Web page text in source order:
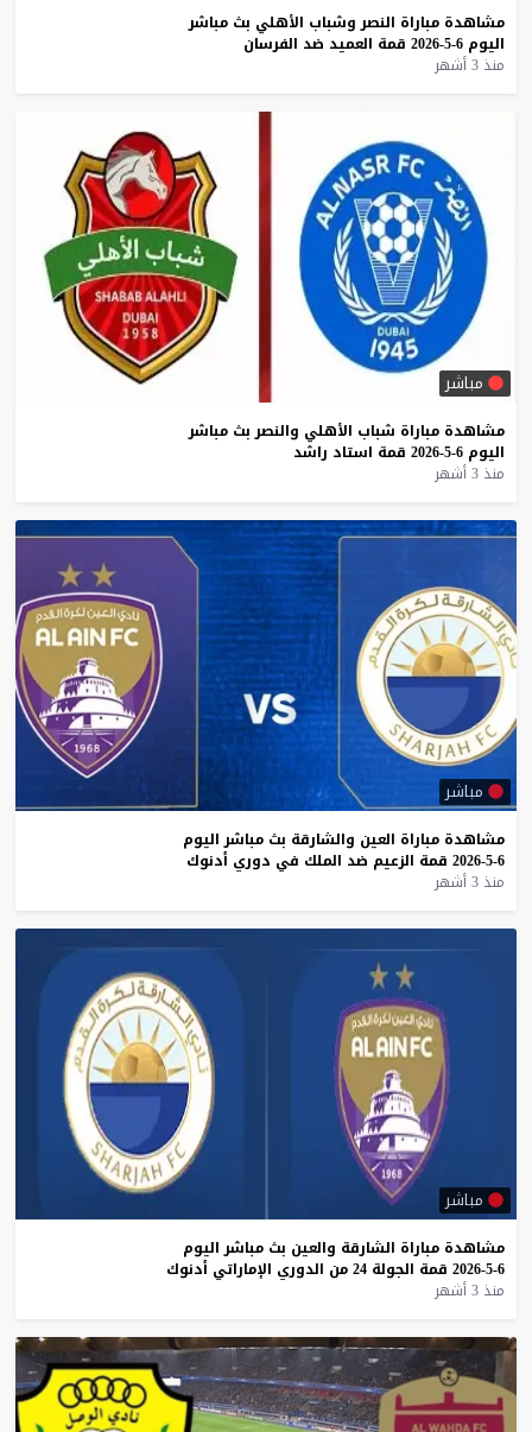
مشاهدة مباراة النصر وشباب الأهلي بث مباشر
اليوم 6-5-2026 قمة العميد ضد الفرسان
منذ 3 أشهر
مباشر
مشاهدة مباراة شباب الأهلي والنصر بث مباشر
اليوم 6-5-2026 قمة استاد راشد
منذ 3 أشهر
مباشر
مشاهدة مباراة العين والشارقة بث مباشر اليوم
6-5-2026
قمة الزعيم ضد الملك في دوري أدنوك
منذ 3 أشهر
مباشر
مشاهدة مباراة الشارقة والعين بث مباشر اليوم
6-5-2026
قمة الجولة 24 من الدوري الإماراتي أدنوك
منذ 3 أشهر